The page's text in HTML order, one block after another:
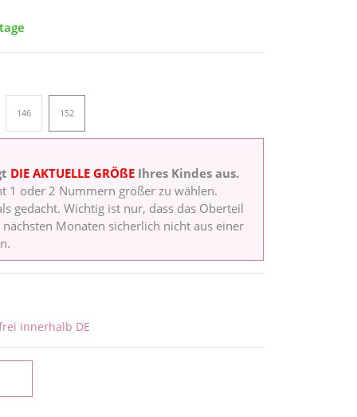
146 152
DIE AKTUELLE GRÖßE Ihres Kindes aus.
1 oder 2 Nummern größer zu wählen.
gedacht. Wichtig ist nur, dass das Oberteil
Monaten sicherlich nicht aus einer
innerhalb DE